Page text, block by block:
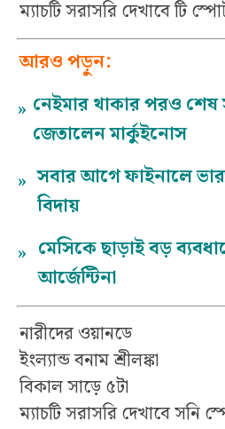
ম্যাচটি সরাসরি দেখাবে টি
আরও পড়ুন:
» নেইমার থাকার পরও শেষ
জেতালেন মার্কুইনোস
» সবার আগে ফাইনালে
বিদায়
» মেসিকে ছাড়াই বড়
আর্জেন্টিনা
নারীদের ওয়ানডে
ইংল্যান্ড বনাম শ্রীলঙ্কা
বিকাল সাড়ে ৫টা
ম্যাচটি সরাসরি দেখাবে সনি